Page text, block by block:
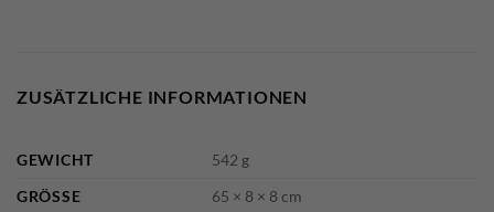
ZUSÄTZLICHE INFORMATIONEN
GEWICHT
542 g
GRÖSSE
65 × 8 × 8 cm